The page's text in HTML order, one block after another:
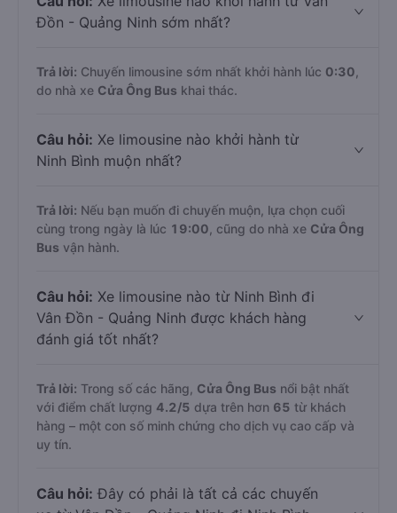
Đồn - Quảng Ninh sớm nhất?
Trả lời: Chuyến limousine sớm nhất khởi hành lúc 0:30
do nhà xe Cửa Ông Bus khai thác.
Câu hỏi: Xe limousine nào khởi hành từ
Ninh Bình muộn nhất?
Trả lời: Nếu bạn muốn đi chuyến muộn, lựa chọn cuối
cùng trong ngày là lúc 19:00 , cũng do nhà xe Cửa Ông
Bus vận hành.
Câu hỏi: Xe limousine nào từ Ninh Bình đi
Vân Đồn - Quảng Ninh được khách hàng
đánh giá tốt nhất?
Trả lời: Trong số các hãng, Cửa Ông Bus nổi bật nhất
với điểm chất lượng 4.2/5 dựa trên hơn 65 từ khách
hàng – một con số minh chứng cho dịch vụ cao cấp và
uy tín.
Câu hỏi: Đây có phải là tất cả các chuyến